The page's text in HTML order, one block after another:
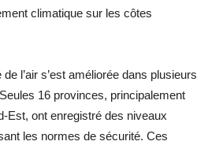
climatique sur les côtes
l’air s’est améliorée dans plusieurs
16 provinces, principalement
Est, ont enregistré des niveaux
les normes de sécurité. Ces